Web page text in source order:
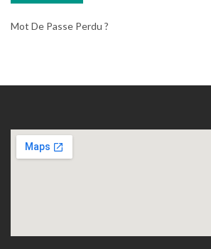
Mot De Passe Perdu ?